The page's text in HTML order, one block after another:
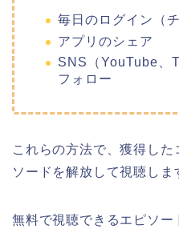
毎日のログイン（
アプリのシェア
SNS（YouTube、
フォロー
これらの方法で、獲得し
ソードを解放して視聴しま
無料で視聴できるエピソ